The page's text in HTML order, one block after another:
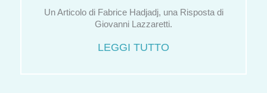
Un Articolo di Fabrice Hadjadj, una Risposta di
Giovanni Lazzaretti.
LEGGI TUTTO